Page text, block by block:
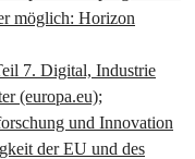
möglich: Horizon
7. Digital, Industrie
(europa.eu);
und Innovation
der EU und des